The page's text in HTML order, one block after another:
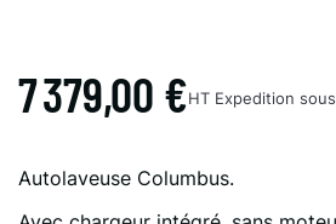
7 379,00 €HT Expedition
Autolaveuse Columbus.